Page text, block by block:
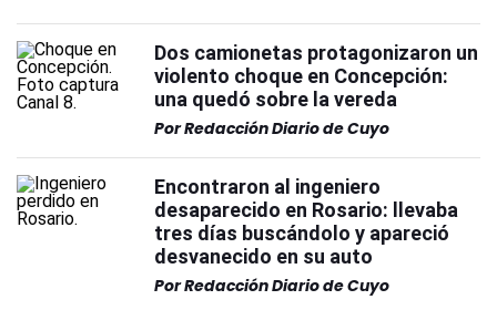
Dos camionetas protagonizaron un
violento choque en Concepción:
una quedó sobre la vereda
PorRedacción Diario de Cuyo
Encontraron al ingeniero
desaparecido en Rosario: llevaba
tres días buscándolo y apareció
desvanecido en su auto
PorRedacción Diario de Cuyo